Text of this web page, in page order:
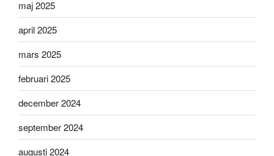
maj 2025
april 2025
mars 2025
februari 2025
december 2024
september 2024
augusti 2024